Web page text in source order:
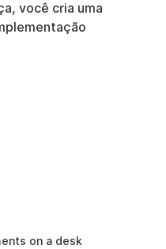
você cria uma
on a desk